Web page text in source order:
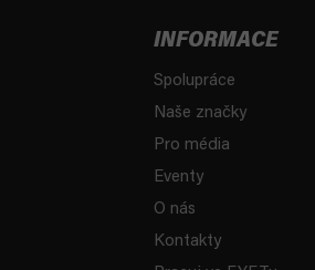
INFORMACE
Spolupráce
Naše značky
Pro média
Eventy
O nás
Kontakty